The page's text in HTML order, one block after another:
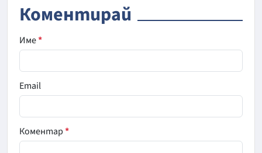
Коментирай
Име*
Email
Коментар*